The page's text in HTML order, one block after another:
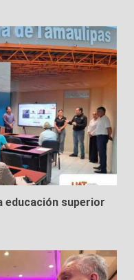
educación superior